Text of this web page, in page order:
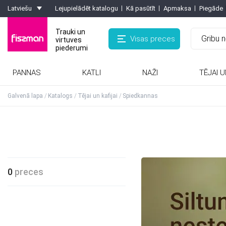
Latviešu Lejupielādēt katalogu Kā pasūtīt Apmaksa Piegāde
Trauki un
virtuves
piederumi
Visas preces
PANNAS KATLI NAŽI TĒJAI
Galvenā lapa Katalogs Tējai un kafijai Spiedkannas
0 preces